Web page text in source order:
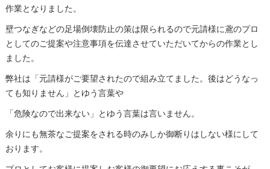
作業となりました。
壁つなぎなどの足場倒壊防止の策は限られるので元請様に鳶のプロ
としてのご提案や注意事項を伝達させていただいてからの作業とし
ました。
弊社は「元請様がご要望されたので組み立てました。後はどうなっ
ても知りません」とゆう言葉や
「危険なので出来ない」とゆう言葉は言いません。
余りにも無茶なご提案をされる時のみしか御断りはしない様にして
おります。